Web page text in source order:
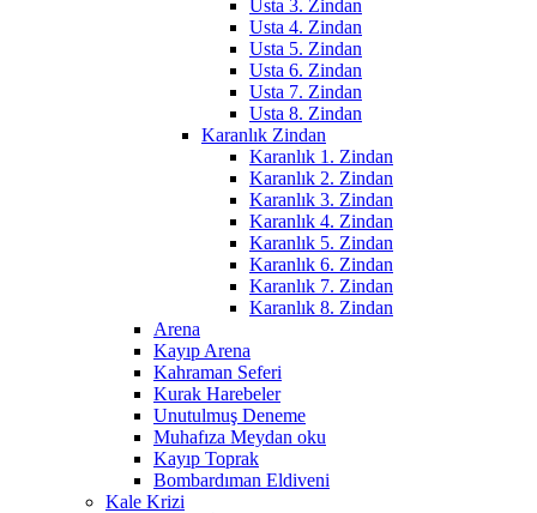
Usta 3. Zindan
Usta 4. Zindan
Usta 5. Zindan
Usta 6. Zindan
Usta 7. Zindan
Usta 8. Zindan
Karanlık Zindan
Karanlık 1. Zindan
Karanlık 2. Zindan
Karanlık 3. Zindan
Karanlık 4. Zindan
Karanlık 5. Zindan
Karanlık 6. Zindan
Karanlık 7. Zindan
Karanlık 8. Zindan
Arena
Kayıp Arena
Kahraman Seferi
Kurak Harebeler
Unutulmuş Deneme
Muhafıza Meydan oku
Kayıp Toprak
Bombardıman Eldiveni
Kale Krizi